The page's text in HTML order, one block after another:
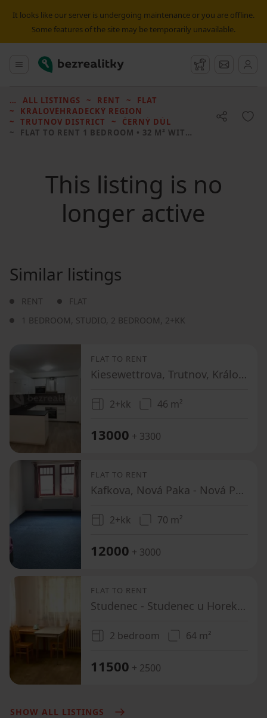
It looks like our server is undergoing maintenance or you are offline.
Some features of the site may be temporarily unavailable.
Main menu
Bezrealitky Watchdog
ALL LISTINGS RENT
FLAT
KRÁLOVÉHRADECKÝ REGION
TRUTNOV DISTRICT
ČERNÝ DŮL
FLAT TO RENT 1 BEDROOM • 32 M² WITHOUT REAL ESTATE
This listing is no
longer active
Similar listings
RENT
FLAT
1 BEDROOM, STUDIO, 2 BEDROOM, 2+KK
FLAT TO RENT
Kiesewettrova, Trutnov, Královéhradecký Region
2+kk 46 m²
13000 + 3300
FLAT TO RENT
Kafkova, Nová Paka - Nová Paka, Královéhradecký Region
2+kk 70 m²
12000 + 3000
FLAT TO RENT
Studenec - Studenec u Horek, Liberecký Region
2 bedroom 64 m²
11500 + 2500
SHOW ALL LISTINGS